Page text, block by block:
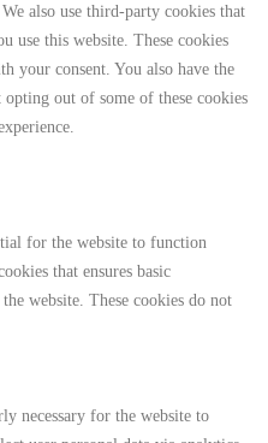
also use third-party cookies that
use this website. These cookies
your consent. You also have the
out of some of these cookies
for the website to function
that ensures basic
website. These cookies do not
necessary for the website to